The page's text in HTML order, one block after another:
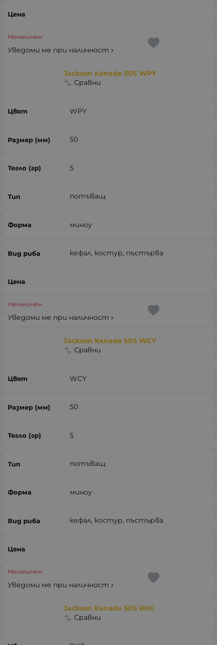
Неналичен
Уведоми ме при наличност
Jackson Kanade 50S WPY
Сравни
WPY
50
5
потъващ
миноу
кефал, костур, пъстърва
Неналичен
Уведоми ме при наличност
Jackson Kanade 50S WCY
Сравни
WCY
50
5
потъващ
миноу
кефал, костур, пъстърва
Неналичен
Уведоми ме при наличност
Jackson Kanade 50S BKG
Сравни